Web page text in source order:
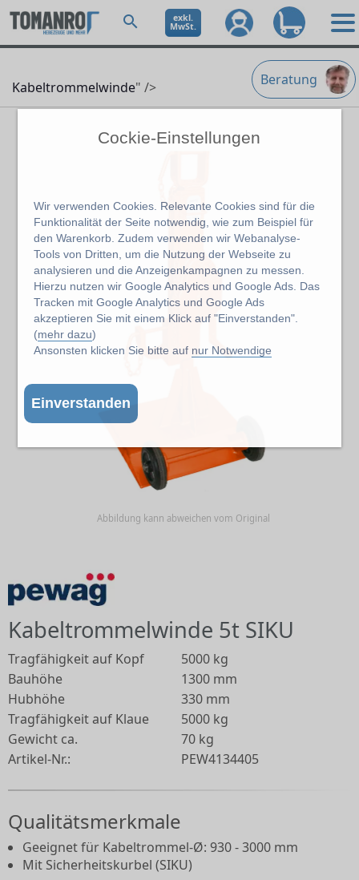
Cockie-Einstellungen
Wir verwenden Cookies. Relevante Cookies sind für die
Funktionalität der Seite notwendig, wie zum Beispiel für
den Warenkorb. Zudem verwenden wir Webanalyse-
Tools von Dritten, um die Nutzung der Webseite zu
analysieren und die Anzeigenkampagnen zu messen.
Hierzu nutzen wir Google Analytics und Google Ads. Das
Tracken mit Google Analytics und Google Ads
akzeptieren Sie mit einem Klick auf "Einverstanden".
(mehr dazu)
Ansonsten klicken Sie bitte auf nur Notwendige
Einverstanden
exkl.
MwSt.
Beratung
Kabeltrommelwinde" />
Abbildung kann abweichen vom Original
Kabeltrommelwinde 5t SIKU
Tragfähigkeit auf Kopf
5000 kg
Bauhöhe
1300 mm
Hubhöhe
330 mm
Tragfähigkeit auf Klaue
5000 kg
Gewicht ca.
70 kg
Artikel-Nr.:
PEW4134405
Qualitätsmerkmale
Geeignet für Kabeltrommel-Ø: 930 - 3000 mm
Mit Sicherheitskurbel (SIKU)